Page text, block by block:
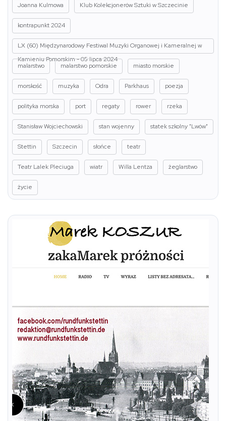
Joanna Kulmowa Klub Kolekcjonerów Sztuki w Szczecinie
kontrapunkt 2024
LX (60) Międzynarodowy Festiwal Muzyki Organowej i Kameralnej w
Kamieniu Pomorskim - 05 lipca 2024
malarstwo
malarstwo pomorskie miasto morskie
morskość muzyka Odra Parkhaus poezja
polityka morska port regaty rower rzeka
Stanisław Wojciechowski stan wojenny statek szkolny "Lwów"
Stettin Szczecin słońce teatr
Teatr Lalek Pleciuga wiatr Willa Lentza żeglarstwo
życie